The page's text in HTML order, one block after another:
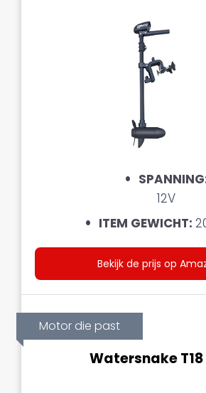
SPANNING
12V
ITEM GEWICHT:
Bekijk de prijs op
Motor die past
Watersnake T18